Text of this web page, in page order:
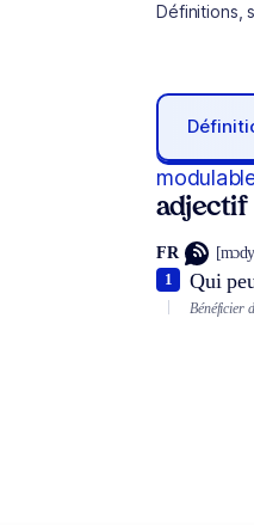
Définitions,
adjectif
FR
Qui
1
Bénéficier